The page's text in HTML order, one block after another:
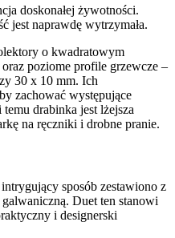
doskonałej żywotności.
jest naprawdę wytrzymała.
o kwadratowym
poziome profile grzewcze –
30 x 10 mm. Ich
zachować występujące
drabinka jest lżejsza
na ręczniki i drobne pranie.
sposób zestawiono z
Duet ten stanowi
i designerski